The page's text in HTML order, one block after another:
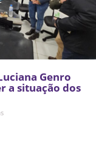
Genro
a situação dos